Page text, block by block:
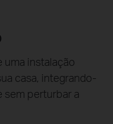
instalação
casa, integrando-
perturbar a